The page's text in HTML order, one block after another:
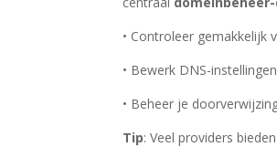
• Controleer gemakkelijk
• Bewerk DNS-
• Beheer je
Tip: Veel providers